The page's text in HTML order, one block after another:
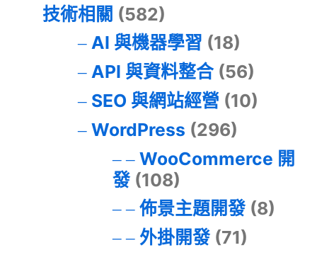
技術相關 (582)
AI 與機器學習 (18)
API 與資料整合(56)
SEO 與網站經營 (10)
WordPress (296)
WooCommerce 開
發(108)
佈景主題開發(8)
外掛開發(71)